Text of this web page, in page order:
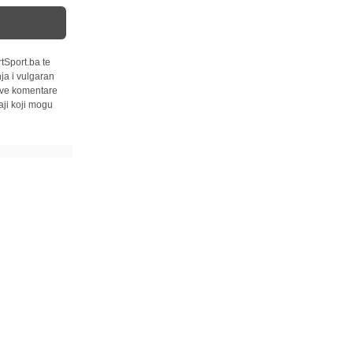
te
i vulgaran
komentare
koji mogu